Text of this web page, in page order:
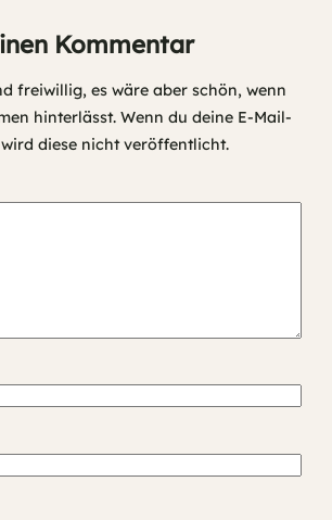
Kommentar
freiwillig, es wäre aber schön, wenn
hinterlässt. Wenn du deine E-Mail-
diese nicht veröffentlicht.